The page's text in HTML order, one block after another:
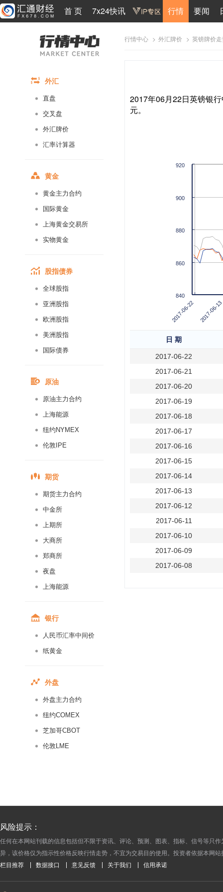
首 页 7x24快讯 行情 要闻
外汇
直盘
交叉盘
外汇牌价
汇率计算器
黄金
黄金主力合约
国际黄金
上海黄金交易所
实物黄金
股指债券
全球股指
亚洲股指
欧洲股指
美洲股指
国际债券
原油
原油主力合约
上海能源
纽约NYMEX
伦敦IPE
期货
期货主力合约
中金所
上期所
大商所
郑商所
夜盘
上海能源
银行
人民币汇率中间价
纸黄金
外盘
外盘主力合约
纽约COMEX
芝加哥CBOT
伦敦LME
行情中心 > 外汇牌价 > 英镑牌价
2017年06月22日英镑银
元。
2017-06-22 2017-06-13
840
860
880
900
920
日 期
2017-06-22
2017-06-21
2017-06-20
2017-06-19
2017-06-18
2017-06-17
2017-06-16
2017-06-15
2017-06-14
2017-06-13
2017-06-12
2017-06-11
2017-06-10
2017-06-09
2017-06-08
2017-05-23
2017-05-20
2017-05-19
风险提示：
任何在本网站刊载的信息包括但不限于资讯、评论、预测、图表、指标、信号等只
异，该价格仅为指示性价格反映行情走势，不宜为交易目的使用。投资者依据本网
栏目推荐 数据接口 意见反馈 关于我们 信用承诺